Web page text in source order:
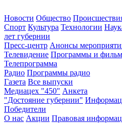
Новости Общество
Спорт Культура Технологии
лет губернии
Пресс-центр Анонсы
Телевидение Программы и
Телепрограмма
Радио Программы радио
Газета Все выпуски
Медиацех "450" Анкета
"Достояние губернии"
Победители
О нас Акции Правовая